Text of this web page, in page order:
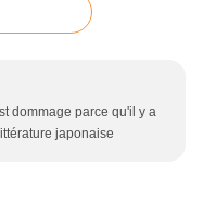
dommage parce qu'il y a
japonaise